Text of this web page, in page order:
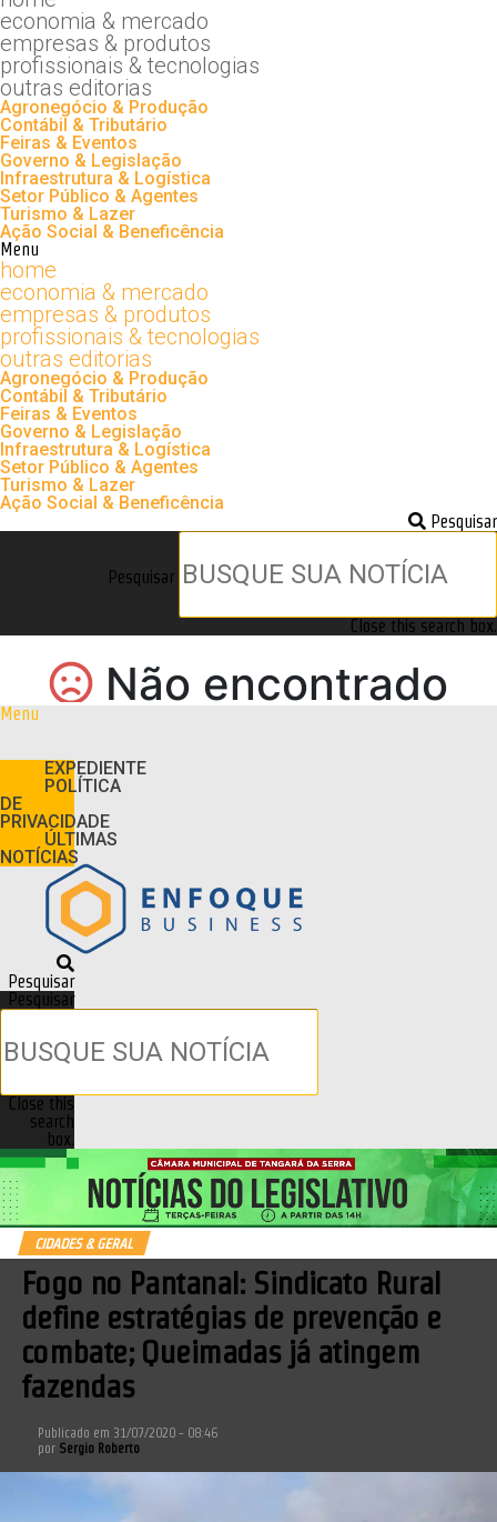
economia & mercado
empresas & produtos
profissionais & tecnologias
outras editorias
Agronegócio & Produção
Contábil & Tributário
Feiras & Eventos
Governo & Legislação
Infraestrutura & Logística
Setor Público & Agentes
Turismo & Lazer
Ação Social & Beneficência
Menu
home
economia & mercado
empresas & produtos
profissionais & tecnologias
outras editorias
Agronegócio & Produção
Contábil & Tributário
Feiras & Eventos
Governo & Legislação
Infraestrutura & Logística
Setor Público & Agentes
Turismo & Lazer
Ação Social & Beneficência
Pesquisar
Pesquisar
Close this search box.
Menu
EXPEDIENTE
POLÍTICA
DE
PRIVACIDADE
ÚLTIMAS
NOTÍCIAS
Pesquisar
Pesquisar
Close this
search
box.
CIDADES & GERAL
Fogo no Pantanal: Sindicato Rural
define estratégias de prevenção e
combate; Queimadas já atingem
fazendas
Publicado em 31/07/2020 - 08:46
por Sergio Roberto